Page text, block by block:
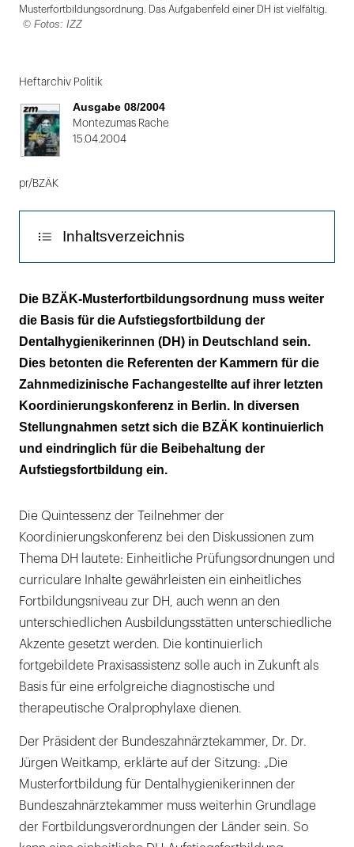
Musterfortbildungsordnung. Das Aufgabenfeld einer DH ist vielfältig.
© Fotos: IZZ
1
von
2
Heftarchiv Politik
Ausgabe 08/2004
Montezumas Rache
15.04.2004
pr/BZÄK
Inhaltsverzeichnis
Flexibel und bedarfsorientiert
Gesetzliche Gründe
Vom Ministerium bestätigt
Die BZÄK-Musterfortbildungsordnung muss weiter
die Basis für die Aufstiegsfortbildung der
Dentalhygienikerinnen (DH) in Deutschland sein.
Dies betonten die Referenten der Kammern für die
Zahnmedizinische Fachangestellte auf ihrer letzten
Koordinierungskonferenz in Berlin. In diversen
Stellungnahmen setzt sich die BZÄK kontinuierlich
und eindringlich für die Beibehaltung der
Aufstiegsfortbildung ein.
Die Quintessenz der Teilnehmer der
Koordinierungskonferenz bei den Diskussionen zum
Thema DH lautete: Einheitliche Prüfungsordnungen und
curriculare Inhalte gewährleisten ein einheitliches
Fortbildungsniveau zur DH, auch wenn an den
unterschiedlichen Ausbildungsstätten unterschiedliche
Akzente gesetzt werden. Die kontinuierlich
fortgebildete Praxisassistenz solle auch in Zukunft als
Basis für eine erfolgreiche diagnostische und
therapeutische Oralprophylaxe dienen.
Der Präsident der Bundeszahnärztekammer, Dr. Dr.
Jürgen Weitkamp, erklärte auf der Sitzung: „Die
Musterfortbildung für Dentalhygienikerinnen der
Bundeszahnärztekammer muss weiterhin Grundlage
der Fortbildungsverordnungen der Länder sein. So